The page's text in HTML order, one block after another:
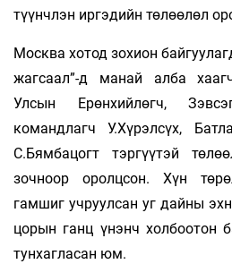
түүнчлэн иргэдийн төлөөлөл
Москва хотод зохион
жагсаал”-д манай алба
Улсын Ерөнхийлөгч,
командлагч У.Хүрэлсүх,
С.Бямбацогт тэргүүтэй
зочноор оролцсон. Хүн
гамшиг учруулсан уг дайны
цорын ганц үнэнч холбоотон
тунхагласан юм.